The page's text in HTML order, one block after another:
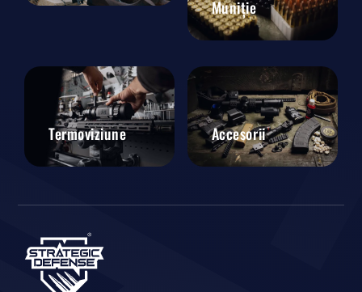
Muniție
Termoviziune Accesorii